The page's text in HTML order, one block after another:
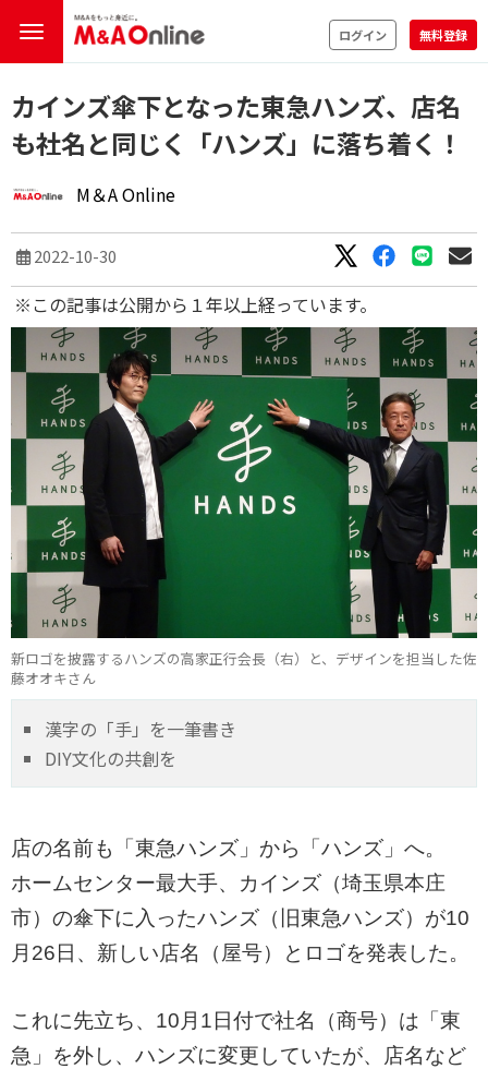
ログイン 無料登録
カインズ傘下となった東急ハンズ、店名
も社名と同じく「ハンズ」に落ち着く！
M＆A Online
2022-10-30
※この記事は公開から１年以上経っています。
新ロゴを披露するハンズの高家正行会長（右）と、デザインを担当した佐
藤オオキさん
漢字の「手」を一筆書き
DIY文化の共創を
店の名前も「東急ハンズ」から「ハンズ」へ。
ホームセンター最大手、カインズ（埼玉県本庄
市）の傘下に入ったハンズ（旧東急ハンズ）が10
月26日、新しい店名（屋号）とロゴを発表した。
これに先立ち、10月1日付で社名（商号）は「東
急」を外し、ハンズに変更していたが、店名など